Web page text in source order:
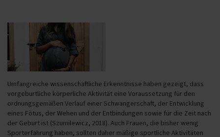
Umfangreiche wissenschaftliche Erkenntnisse haben gezeigt, dass
vorgeburtliche körperliche Aktivität eine Voraussetzung für den
ordnungsgemäßen Verlauf einer Schwangerschaft, der Entwicklung
eines Fötus, der Wehen und der Entbindungen sowie für die Zeit nach
der Geburt ist (Szumilewicz, 2018). Auch Frauen, die bisher wenig
Sporterfahrung haben, sollten daher mäßige sportliche Aktivitäten